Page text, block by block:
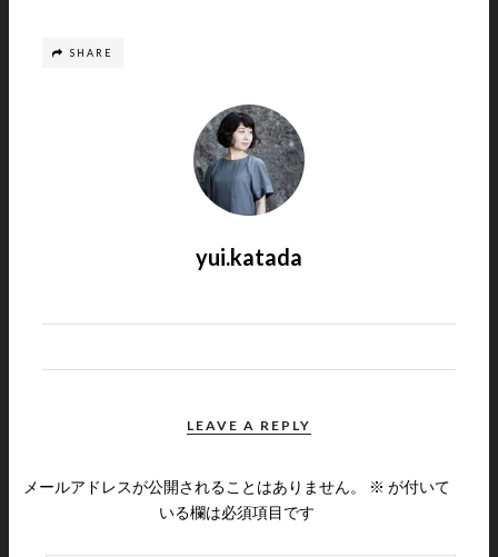
SHARE
yui.katada
LEAVE A REPLY
メールアドレスが公開されることはありません。 ※ が付いて
いる欄は必須項目です